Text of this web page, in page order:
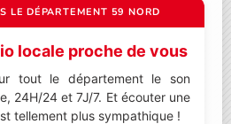
LE DÉPARTEMENT 59 NORD
locale proche de vous
tout le département le son
24H/24 et 7J/7. Et écouter une
tellement plus sympathique !